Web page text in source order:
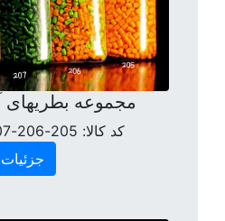
مجموعه بطریهای
کد کالا: 205-206-207-208-215
جزئیات